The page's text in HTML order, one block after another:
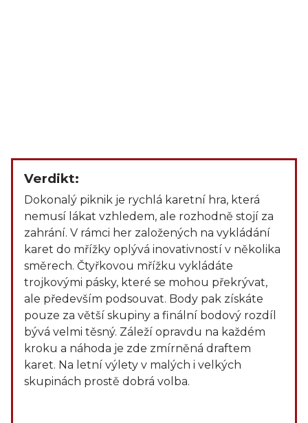
Verdikt:
Dokonalý piknik je rychlá karetní hra, která
nemusí lákat vzhledem, ale rozhodně stojí za
zahrání. V rámci her založených na vykládání
karet do mřížky oplývá inovativností v několika
směrech. Čtyřkovou mřížku vykládáte
trojkovými pásky, které se mohou překrývat,
ale především podsouvat. Body pak získáte
pouze za větší skupiny a finální bodový rozdíl
bývá velmi těsný. Záleží opravdu na každém
kroku a náhoda je zde zmírněná draftem
karet. Na letní výlety v malých i velkých
skupinách prostě dobrá volba.